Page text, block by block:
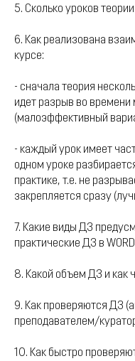
5. Сколько уроков
6. Как реализована
курсе:
- сначала теория
идет разрыв во времени
(малоэффективный
- каждый урок имеет
одном уроке
практике, т.е. не
закрепляется сразу
7. Какие виды ДЗ
практические ДЗ в
8. Какой объем ДЗ и как
9. Как проверяются ДЗ
преподавателем/
10. Как быстро